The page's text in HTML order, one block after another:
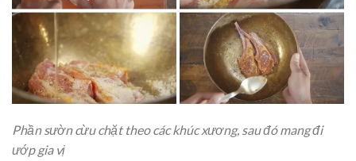
Phần sườn cừu chặt theo các khúc xương, sau đó mang đi
ướp gia vị